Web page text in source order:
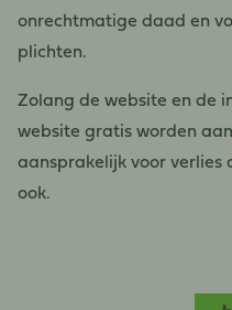
onrechtmatige daad en
plichten.
Zolang de website en de
website gratis worden
aansprakelijk voor verlies
ook.